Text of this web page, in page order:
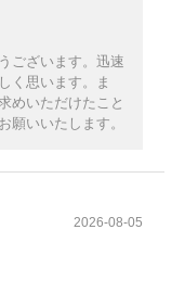
ございます。迅速
く思います。ま
めいただけたこと
願いいたします。
2026-08-05